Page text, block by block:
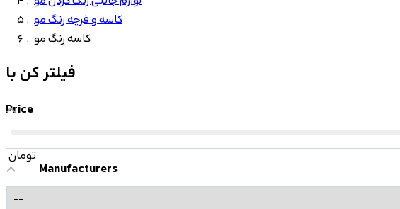
کاسه و فرچه رنگ مو
کاسه رنگ مو
فیلتر کن با
Price
تومان
Manufacturers